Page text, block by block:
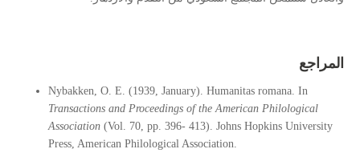
المراجع
Nybakken, O. E. (1939, January). Humanitas romana. In
Transactions and Proceedings of the American Philological
Association (Vol. 70, pp. 396- 413). Johns Hopkins University
Press, American Philological Association.